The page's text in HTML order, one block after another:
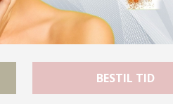
BESTIL TID